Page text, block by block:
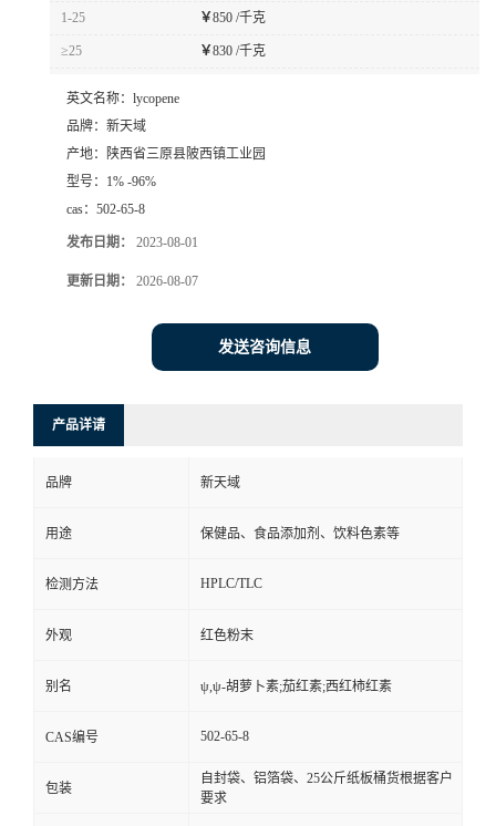
1-25 ￥850 /千克
≥25 ￥830 /千克
英文名称： lycopene
品牌： 新天域
产地：
陕西省三原县陂西镇工业园
型号： 1% -96%
cas： 502-65-8
发布日期： 2023-08-01
更新日期： 2026-08-07
发送咨询信息
产品详请
品牌 新天域
用途 保健品、食品添加剂、饮料色素等
检测方法 HPLC/TLC
外观 红色粉末
别名 ψ,ψ-胡萝卜素;茄红素;西红柿红素
CAS编号 502-65-8
包装
自封袋、铝箔袋、25公斤纸板桶货根据客户
要求